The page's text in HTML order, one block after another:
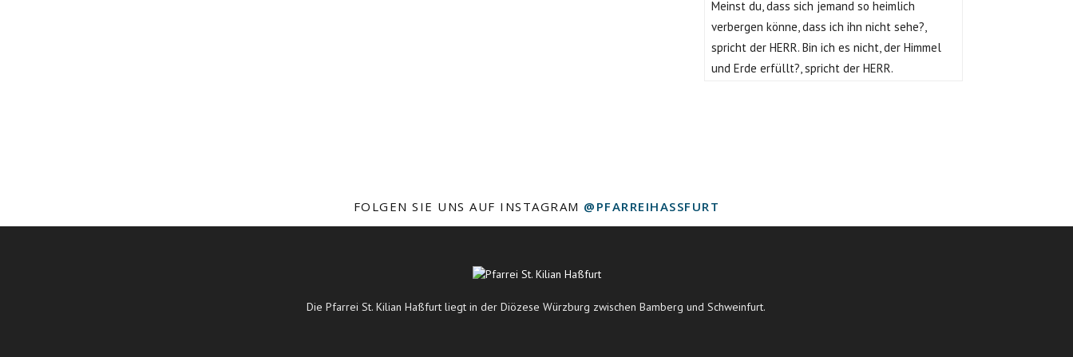
Meinst du, dass sich jemand so heimlich
verbergen könne, dass ich ihn nicht sehe?,
spricht der HERR. Bin ich es nicht, der Himmel
und Erde erfüllt?, spricht der HERR.
FOLGEN SIE UNS AUF INSTAGRAM @PFARREIHASSFURT
Die Pfarrei St. Kilian Haßfurt liegt in der Diözese Würzburg zwischen Bamberg und Schweinfurt.